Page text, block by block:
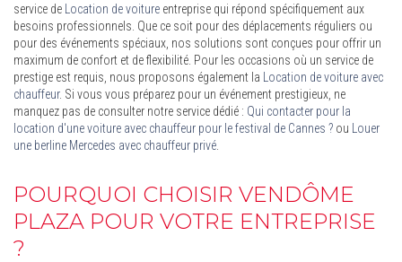
service de
Location de voiture entreprise qui répond spécifiquement aux
besoins professionnels. Que ce soit pour des déplacements réguliers ou
pour des événements spéciaux, nos solutions sont conçues pour offrir un
maximum de confort et de flexibilité. Pour les occasions où un service de
prestige est requis, nous proposons également la
Location de voiture avec
chauffeur. Si vous vous préparez pour un événement prestigieux, ne
manquez pas de consulter notre service dédié : Qui contacter pour la
location d'une voiture avec chauffeur pour le festival de Cannes ? ou
Louer
une berline Mercedes avec chauffeur privé
POURQUOI CHOISIR VENDÔME
PLAZA POUR VOTRE ENTREPRISE
?